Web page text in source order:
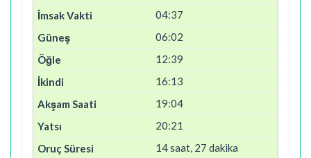
04:37
06:02
12:39
16:13
19:04
20:21
14 saat, 27 dakika